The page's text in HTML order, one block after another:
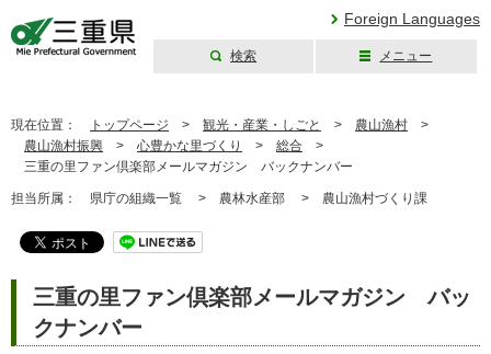
Foreign Languages
検索 メニュー
現在位置： トップページ > 観光・産業・しごと > 農山漁村 >
農山漁村振興 > 心豊かな里づくり > 総合 >
三重の里ファン倶楽部メールマガジン バックナンバー
担当所属： 県庁の組織一覧 > 農林水産部 > 農山漁村づくり課
三重の里ファン倶楽部メールマガジン バッ
クナンバー